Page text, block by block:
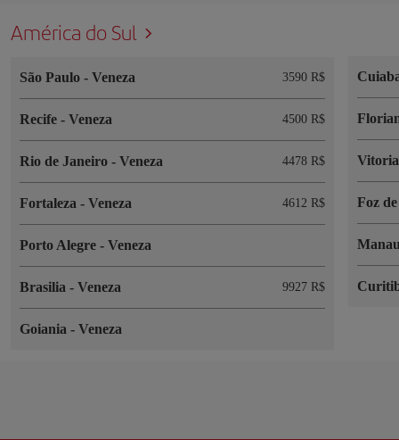
América do Sul
São Paulo - Veneza 3590 R$
Recife - Veneza 4500 R$
Rio de Janeiro - Veneza 4478 R$
Fortaleza - Veneza 4612 R$
Porto Alegre - Veneza
Brasilia - Veneza 9927 R$
Goiania - Veneza
Foz